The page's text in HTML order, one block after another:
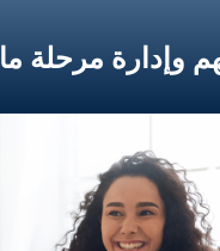
ما قبل السكري